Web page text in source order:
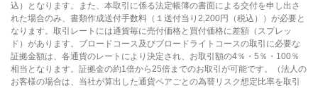
込）となります。また、本取引に係る法定帳簿の書面による交付を申し出さ
れた場合のみ、書類作成送付手数料（１送付当り2,200円（税込））が必要と
なります。取引レートには通貨毎に売付価格と買付価格に差額（スプレッ
ド）があります。ブロードコース及びブロードライトコースの取引に必要な
証拠金額は、各通貨のレートにより決定され、お取引額の4％・5％・100％
相当となります。証拠金の約1倍から25倍までのお取引が可能です。（法人の
お客様の場合は、当社が算出した通貨ペアごとの為替リスク想定比率を取引